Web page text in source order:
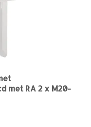
met RA 2 x M20-